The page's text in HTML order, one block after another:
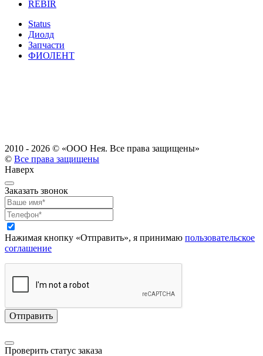
REBIR
Status
Диолд
Запчасти
ФИОЛЕНТ
2010 - 2026 © «ООО Нея. Все права защищены»
© Все права защищены
Наверх
Заказать звонок
Нажимая кнопку «Отправить», я принимаю пользовательское
соглашение
Проверить статус заказа